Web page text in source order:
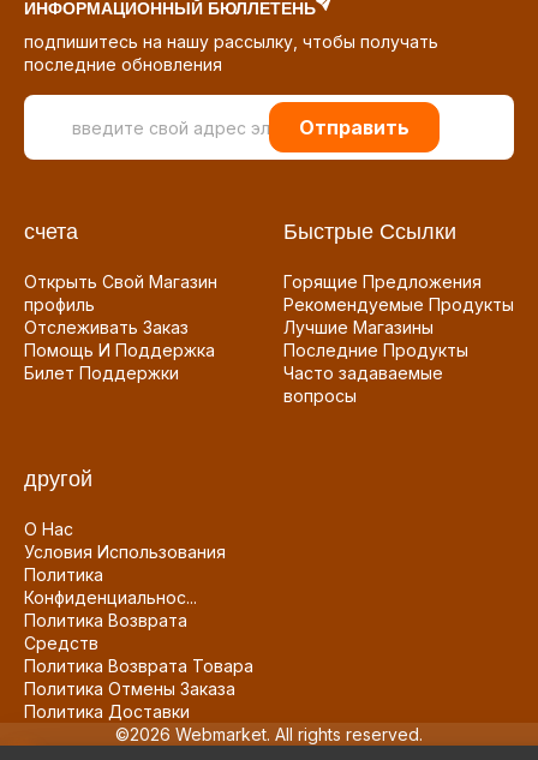
ИНФОРМАЦИОННЫЙ БЮЛЛЕТЕНЬ
подпишитесь на нашу рассылку, чтобы получать
последние обновления
Отправить
счета
Открыть Свой Магазин
профиль
Отслеживать Заказ
Помощь И Поддержка
Билет Поддержки
Быстрые Ссылки
Горящие Предложения
Рекомендуемые Продукты
Лучшие Магазины
Последние Продукты
Часто задаваемые
вопросы
другой
О Нас
Условия Использования
Политика
Конфиденциальнос...
Политика Возврата
Средств
Политика Возврата Товара
Политика Отмены Заказа
Политика Доставки
©2026 Webmarket. All rights reserved.